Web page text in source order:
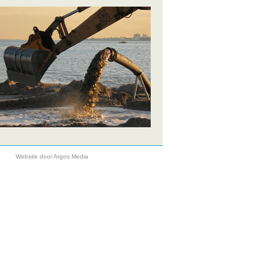
Website doorArgos Media